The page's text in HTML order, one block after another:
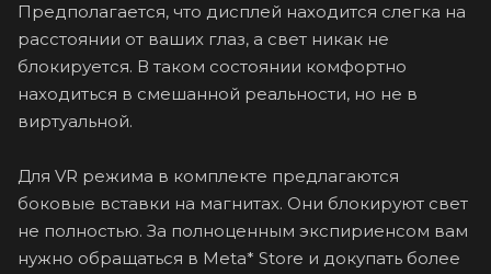
Предполагается, что дисплей находится слегка на
расстоянии от ваших глаз, а свет никак не
блокируется. В таком состоянии комфортно
находиться в смешанной реальности, но не в
виртуальной.
Для VR режима в комплекте предлагаются
боковые вставки на магнитах. Они блокируют свет
не полностью. За полноценным экспириенсом вам
нужно обращаться в Meta* Store и докупать более